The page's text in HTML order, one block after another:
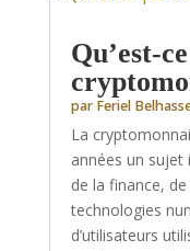
Qu’est-
par Feriel
La
années un
de la finance,
technologies
d’utilisateurs